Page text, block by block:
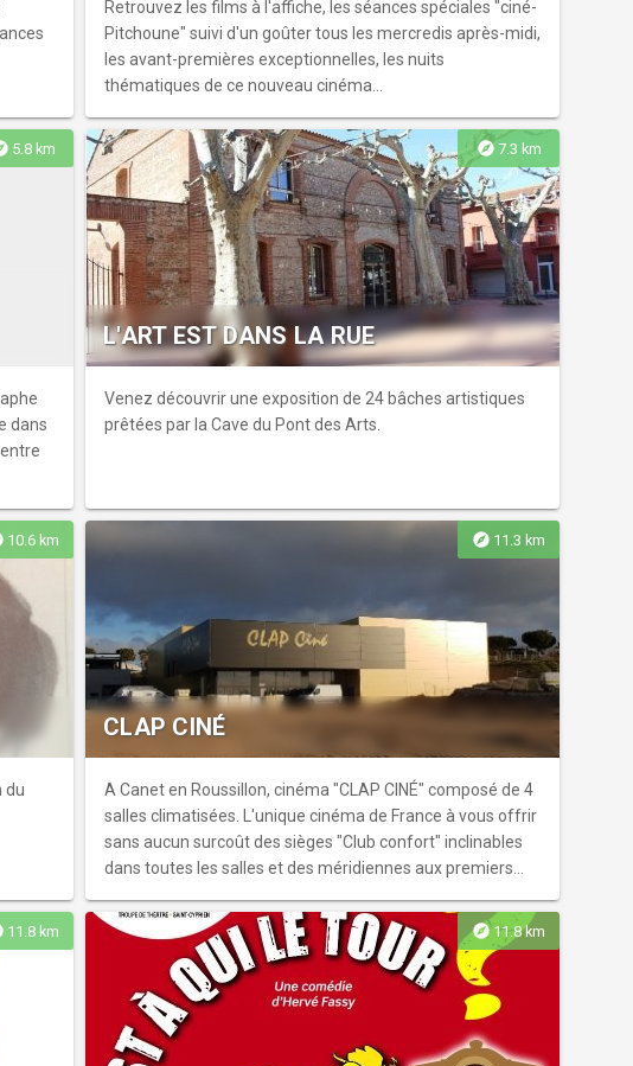
Retrouvez les films à l'affiche, les séances spéciales "ciné-
Pitchoune" suivi d'un goûter tous les mercredis après-midi,
les avant-premières exceptionnelles, les nuits
thématiques de ce nouveau cinéma...
5.8 km
dans
explore 7.3 km
L'ART EST DANS LA RUE
Venez découvrir une exposition de 24 bâches artistiques
prêtées par la Cave du Pont des Arts.
10.6 km
du
explore 11.3 km
CLAP CINÉ
A Canet en Roussillon, cinéma "CLAP CINÉ" composé de 4
salles climatisées. L'unique cinéma de France à vous offrir
sans aucun surcoût des sièges "Club confort" inclinables
dans toutes les salles et des méridiennes aux premiers
11.8 km explore 11.8 km